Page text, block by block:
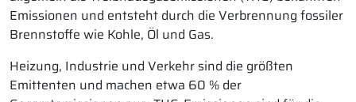
Emissionen und entsteht durch die Verbrennung fossiler
Brennstoffe wie Kohle, Öl und Gas.
Heizung, Industrie und Verkehr sind die größten
Emittenten und machen etwa 60 % der